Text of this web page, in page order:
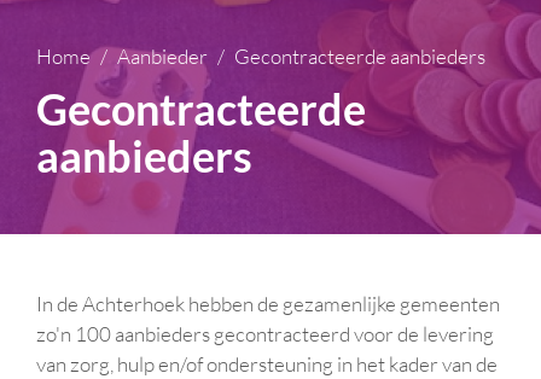
Home Aanbieder Gecontracteerde aanbieders
Gecontracteerde
aanbieders
In de Achterhoek hebben de gezamenlijke gemeenten
zo'n 100 aanbieders gecontracteerd voor de levering
van zorg, hulp en/of ondersteuning in het kader van de